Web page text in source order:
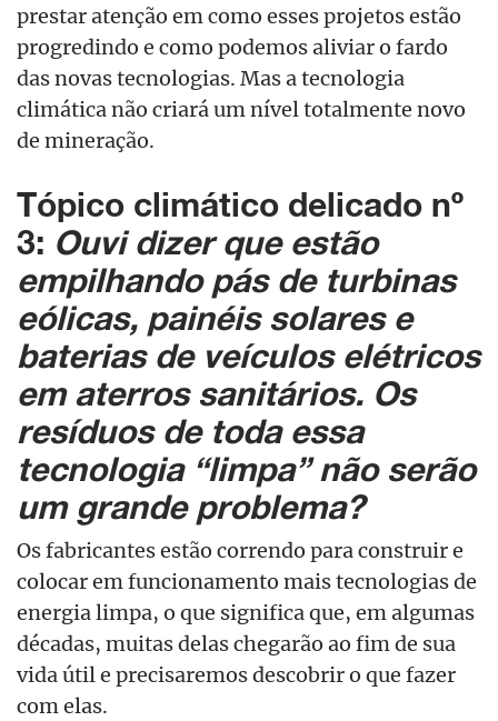
prestar atenção em como esses projetos estão
progredindo e como podemos aliviar o fardo
das novas tecnologias. Mas a tecnologia
climática não criará um nível totalmente novo
de mineração.
Tópico climático delicado nº
3: Ouvi dizer que estão
empilhando pás de turbinas
eólicas, painéis solares e
baterias de veículos elétricos
em aterros sanitários. Os
resíduos de toda essa
tecnologia “limpa” não serão
um grande problema?
Os fabricantes estão correndo para construir e
colocar em funcionamento mais tecnologias de
energia limpa, o que significa que, em algumas
décadas, muitas delas chegarão ao fim de sua
vida útil e precisaremos descobrir o que fazer
com elas.